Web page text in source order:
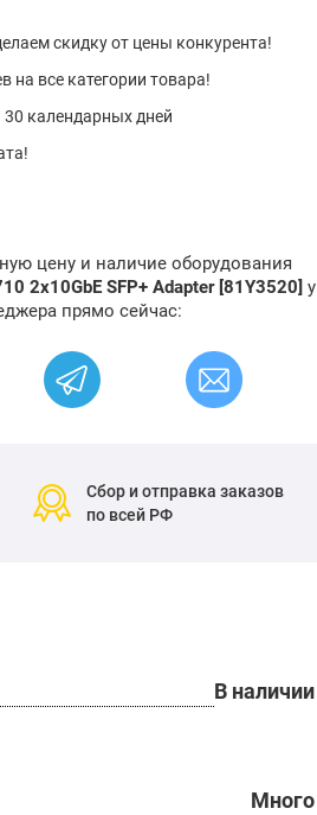
скидку от цены конкурента!
на все категории товара!
календарных дней
цену и наличие оборудования
2x10GbE SFP+ Adapter [81Y3520] у
прямо сейчас:
Сбор и отправка заказов
по всей РФ
В наличии
Много